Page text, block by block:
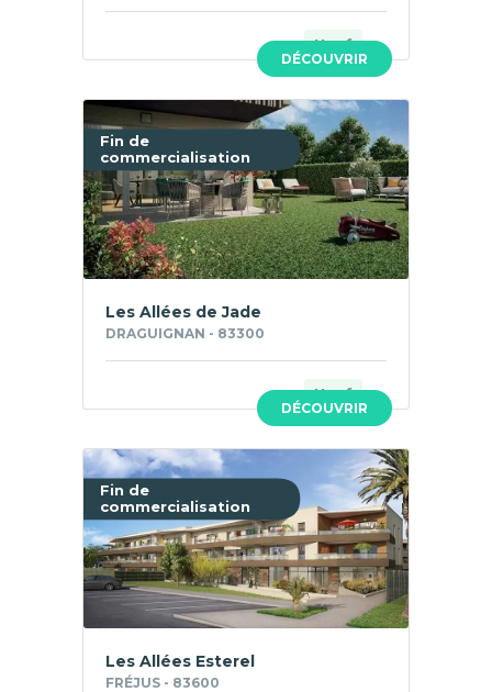
DÉCOUVRIR
Neuf
Fin de
commercialisation
DÉCOUVRIR
Les Allées de Jade
DRAGUIGNAN - 83300
Neuf
Fin de
commercialisation
Les Allées Esterel
FRÉJUS - 83600